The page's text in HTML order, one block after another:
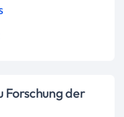
Forschung der